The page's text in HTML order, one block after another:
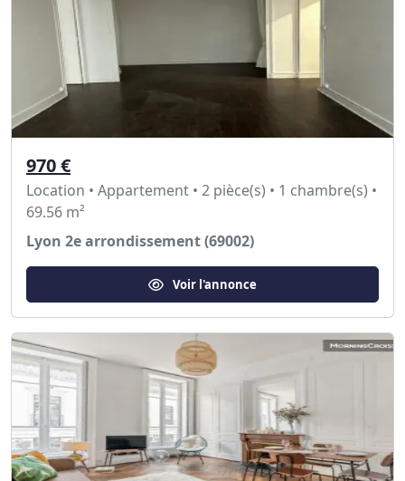
970 €
Location • Appartement • 2 pièce(s) • 1 chambre(s) •
69.56 m²
Lyon 2e arrondissement (69002)
Voir l'annonce